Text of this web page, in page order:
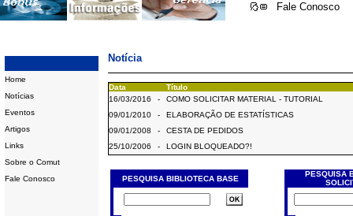
Fale Conosco
Home
Notícias
Eventos
Artigos
Links
Sobre o Comut
Fale Conosco
Notícia
Data
Título
16/03/2016
-
COMO SOLICITAR MATERIAL - TUTORIAL
09/01/2010
-
ELABORAÇÃO DE ESTATÍSTICAS
09/01/2008
-
CESTA DE PEDIDOS
25/10/2006
- LOGIN BLOQUEADO?!
PESQUISA BIBLIOTECA BASE
PESQUISA